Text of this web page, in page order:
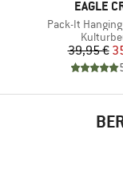
MARKE
EAGLE
Artikel
Pack-It
39,95 €